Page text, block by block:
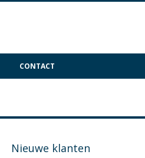
CONTACT
Nieuwe klanten